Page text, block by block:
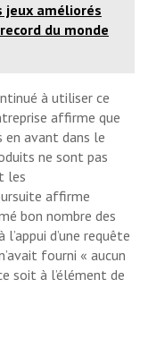
jeux améliorés
du monde
à utiliser ce
affirme que
en avant dans le
ne sont pas
les
affirme
bon nombre des
d’une requête
fourni « aucun
soit à l’élément de